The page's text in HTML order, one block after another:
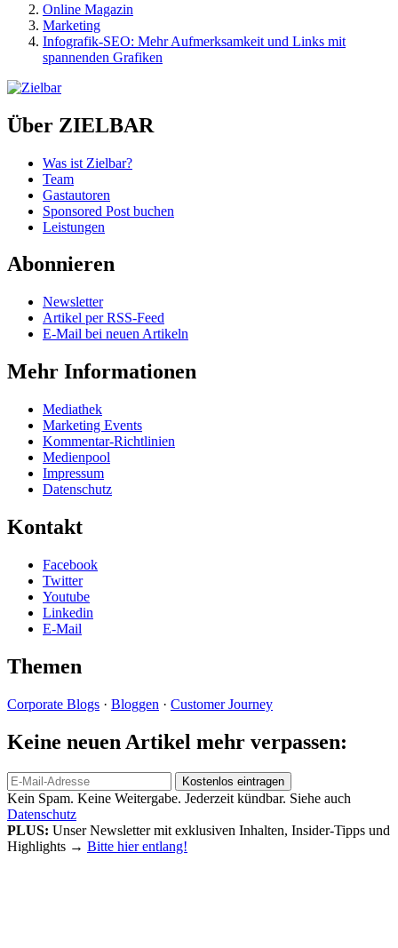
Online Magazin
Marketing
Infografik-SEO: Mehr Aufmerksamkeit und Links mit
spannenden Grafiken
Über ZIELBAR
Was ist Zielbar?
Team
Gastautoren
Sponsored Post buchen
Leistungen
Abonnieren
Newsletter
Artikel per RSS-Feed
E-Mail bei neuen Artikeln
Mehr Informationen
Mediathek
Marketing Events
Kommentar-Richtlinien
Medienpool
Impressum
Datenschutz
Kontakt
Facebook
Twitter
Youtube
Linkedin
E-Mail
Themen
Corporate Blogs · Bloggen · Customer Journey
Keine neuen Artikel mehr verpassen:
Kein Spam. Keine Weitergabe. Jederzeit kündbar. Siehe auch
Datenschutz
PLUS: Unser Newsletter mit exklusiven Inhalten, Insider-Tipps und
Highlights → Bitte hier entlang!